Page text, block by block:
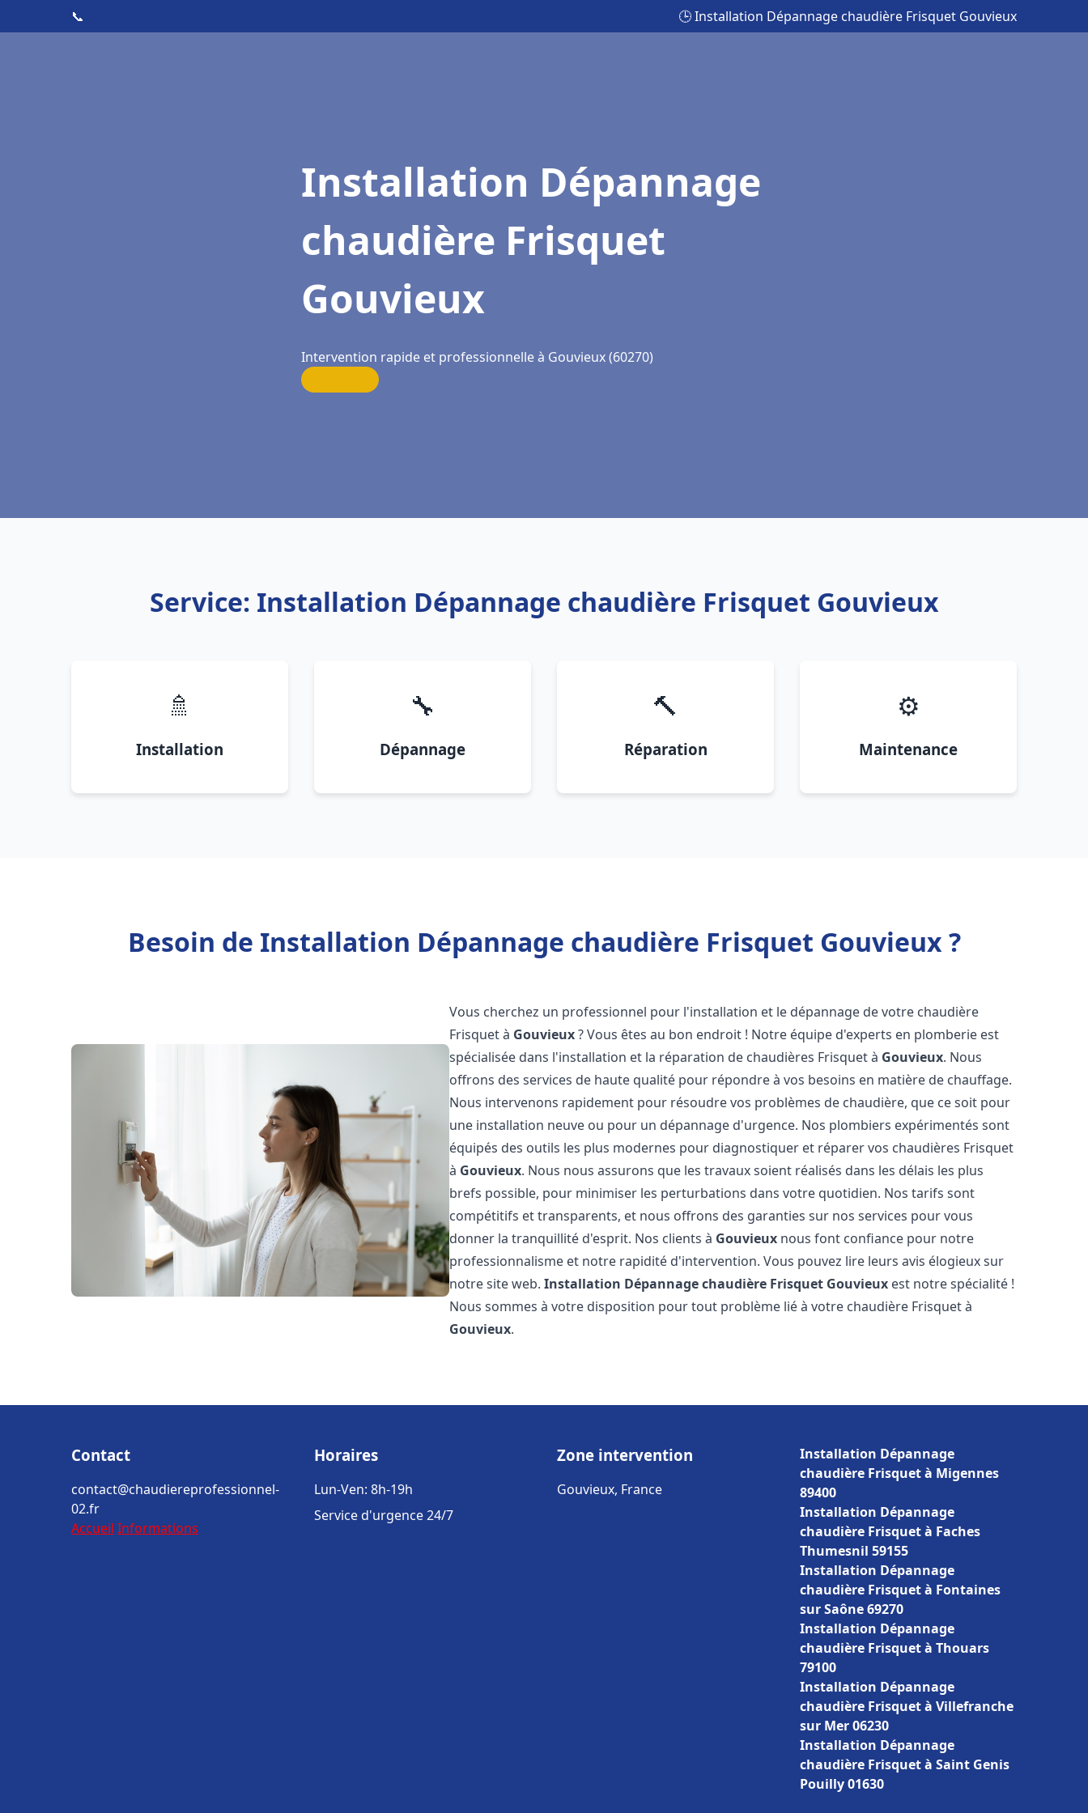
📞 🕒 Installation Dépannage chaudière Frisquet Gouvieux
Installation Dépannage
chaudière Frisquet
Gouvieux
Intervention rapide et professionnelle à Gouvieux (60270)
Service: Installation Dépannage chaudière Frisquet Gouvieux
🚿
Installation
🔧
Dépannage
🔨
Réparation
⚙️
Maintenance
Besoin de Installation Dépannage chaudière Frisquet Gouvieux ?
Vous cherchez un professionnel pour l'installation et le dépannage de votre chaudière
Frisquet à Gouvieux? Vous êtes au bon endroit ! Notre équipe d'experts en plomberie est
spécialisée dans l'installation et la réparation de chaudières Frisquet à Gouvieux. Nous
offrons des services de haute qualité pour répondre à vos besoins en matière de chauffage.
Nous intervenons rapidement pour résoudre vos problèmes de chaudière, que ce soit pour
une installation neuve ou pour un dépannage d'urgence. Nos plombiers expérimentés sont
équipés des outils les plus modernes pour diagnostiquer et réparer vos chaudières Frisquet
à Gouvieux. Nous nous assurons que les travaux soient réalisés dans les délais les plus
brefs possible, pour minimiser les perturbations dans votre quotidien. Nos tarifs sont
compétitifs et transparents, et nous offrons des garanties sur nos services pour vous
donner la tranquillité d'esprit. Nos clients à Gouvieux nous font confiance pour notre
professionnalisme et notre rapidité d'intervention. Vous pouvez lire leurs avis élogieux sur
notre site web.Installation Dépannage chaudière Frisquet Gouvieux est notre spécialité !
Nous sommes à votre disposition pour tout problème lié à votre chaudière Frisquet à
Gouvieux.
Contact
contact@chaudiereprofessionnel-
02.fr
Accueil Informations
Horaires
Lun-Ven: 8h-19h
Service d'urgence 24/7
Zone intervention
Gouvieux, France
Installation Dépannage
chaudière Frisquet à Migennes
89400
Installation Dépannage
chaudière Frisquet à Faches
Thumesnil 59155
Installation Dépannage
chaudière Frisquet à Fontaines
sur Saône 69270
Installation Dépannage
chaudière Frisquet à Thouars
79100
Installation Dépannage
chaudière Frisquet à Villefranche
sur Mer 06230
Installation Dépannage
chaudière Frisquet à Saint Genis
Pouilly 01630